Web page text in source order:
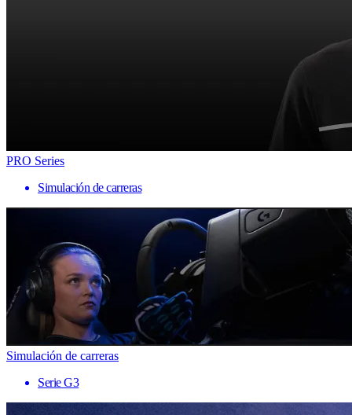
PRO Series
Simulación de carreras
Simulación de carreras
Serie G3